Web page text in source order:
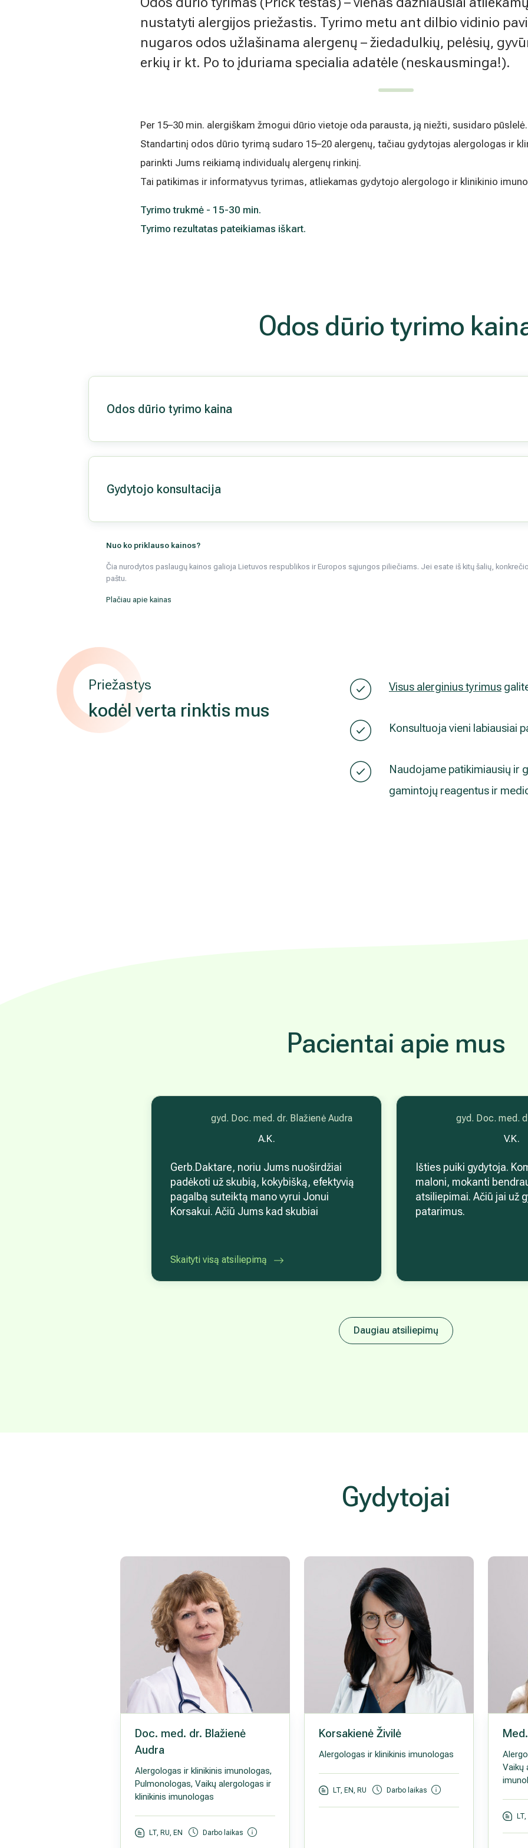
nustatyti alergijos priežastis. Tyrimo metu ant dilbio vidinio
nugaros odos užlašinama alergenų – žiedadulkių, pelėsių,
erkių ir kt. Po to įduriama specialia adatėle (neskausminga!).
Per 15–30 min. alergiškam žmogui dūrio vietoje oda parausta, ją niežti, susidaro pūslelė.
Standartinį odos dūrio tyrimą sudaro 15–20 alergenų, tačiau gydytojas alergologas ir
parinkti Jums reikiamą individualų alergenų rinkinį.
Tai patikimas ir informatyvus tyrimas, atliekamas gydytojo alergologo ir klinikinio
Tyrimo trukmė - 15-30 min.
Tyrimo rezultatas pateikiamas iškart.
Odos dūrio tyrimo
Odos dūrio tyrimo kaina
Gydytojo konsultacija
Nuo ko priklauso kainos?
Čia nurodytos paslaugų kainos galioja Lietuvos respublikos ir Europos sąjungos piliečiams. Jei esate iš kitų šalių,
paštu.
Plačiau apie kainas
Priežastys
kodėl verta rinktis mus
Visus alerginius tyrimus
Konsultuoja vieni labiausiai
Naudojame patikimiausių ir
gamintojų reagentus ir
Pacientai apie mus
gyd. Doc. med. dr. Blažienė Audra
A.K.
Gerb.Daktare, noriu Jums nuoširdžiai
padėkoti už skubią, kokybišką, efektyvią
pagalbą suteiktą mano vyrui Jonui
Korsakui. Ačiū Jums kad skubiai
sveikstame, tęsiame gydymą ir tikimės
Skaityti visą atsiliepimą
gyd. Doc. med.
V.K.
Išties puiki gydytoja.
maloni, mokanti
atsiliepimai. Ačiū jai už
patarimus.
Daugiau atsiliepimų
Gydytojai
Doc. med. dr. Blažienė
Audra
Alergologas ir klinikinis imunologas,
Pulmonologas, Vaikų alergologas ir
klinikinis imunologas
LT, RU, EN Darbo laikas
Korsakienė Živilė
Alergologas ir klinikinis imunologas
LT, EN, RU Darbo laikas
Vaikų
Medicinos diagnostikos centras" tiesioginės rinkodaros tikslais. Sutikimas galės būti bet
kada atšauktas, paspaudus kiekvieno naujienlaiškio pabaigoje esančią nuorodą
„Atsisakyti prenumeratos". Plačiau apie asmens duomenų tvarkymą skaitykite
PRIVATUMO POLITIKOJE